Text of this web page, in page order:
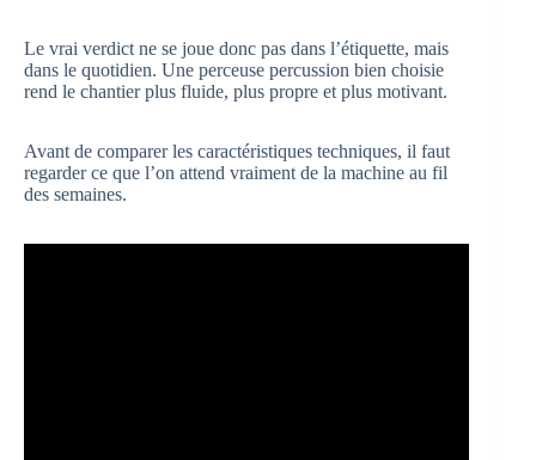
Le vrai verdict ne se joue donc pas dans l’étiquette, mais
dans le quotidien. Une perceuse percussion bien choisie
rend le chantier plus fluide, plus propre et plus motivant.
Avant de comparer les caractéristiques techniques, il faut
regarder ce que l’on attend vraiment de la machine au fil
des semaines.